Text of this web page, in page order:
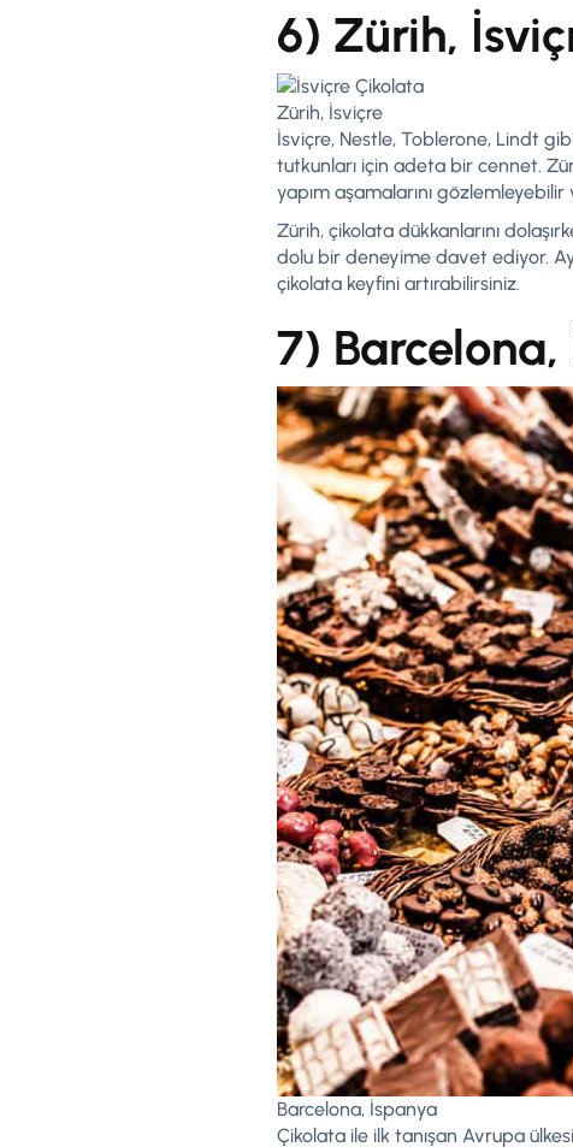
6) Zürih,
Zürih, İsviçre
İsviçre, Nestle, Toblerone, Lindt
tutkunları için adeta bir cennet.
yapım aşamalarını
Zürih, çikolata dükkanlarını
dolu bir deneyime davet ediyor.
çikolata keyfini artırabilirsiniz.
7)
Barcelona, İspanya
Çikolata ile ilk tanışan Avrupa